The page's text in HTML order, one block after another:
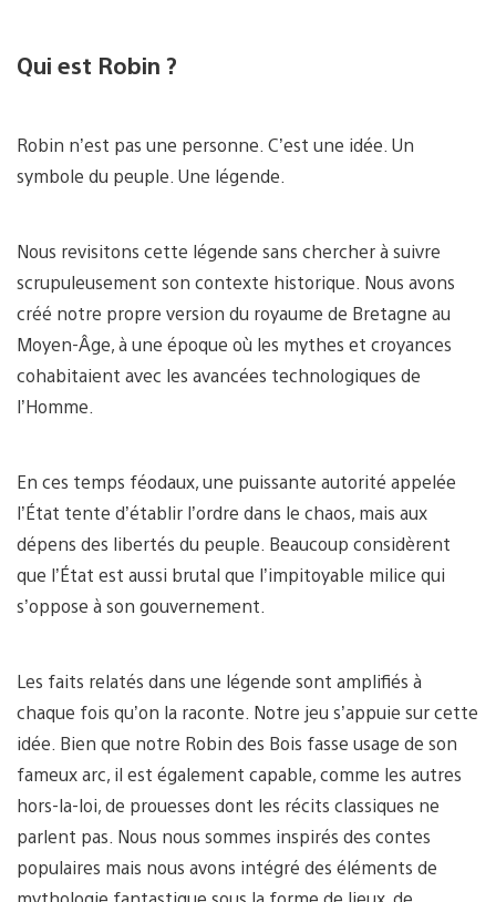
Qui est Robin ?
Robin n’est pas une personne. C’est une idée. Un
symbole du peuple. Une légende.
Nous revisitons cette légende sans chercher à suivre
scrupuleusement son contexte historique. Nous avons
créé notre propre version du royaume de Bretagne au
Moyen-Âge, à une époque où les mythes et croyances
cohabitaient avec les avancées technologiques de
l’Homme.
En ces temps féodaux, une puissante autorité appelée
l’État tente d’établir l’ordre dans le chaos, mais aux
dépens des libertés du peuple. Beaucoup considèrent
que l’État est aussi brutal que l’impitoyable milice qui
s’oppose à son gouvernement.
Les faits relatés dans une légende sont amplifiés à
chaque fois qu’on la raconte. Notre jeu s’appuie sur cette
idée. Bien que notre Robin des Bois fasse usage de son
fameux arc, il est également capable, comme les autres
hors-la-loi, de prouesses dont les récits classiques ne
parlent pas. Nous nous sommes inspirés des contes
populaires mais nous avons intégré des éléments de